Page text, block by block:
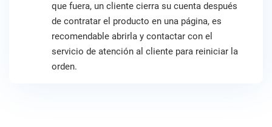
que fuera, un cliente cierra su cuenta después
de contratar el producto en una página, es
recomendable abrirla y contactar con el
servicio de atención al cliente para reiniciar la
orden.